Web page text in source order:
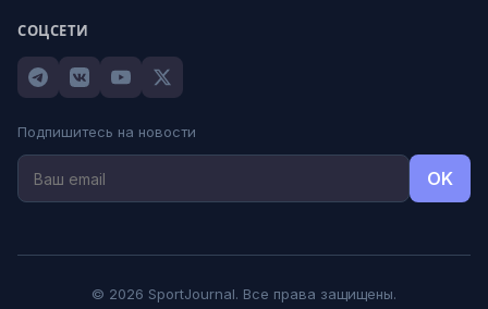
СОЦСЕТИ
Подпишитесь на новости
OK
© 2026 SportJournal. Все права защищены.